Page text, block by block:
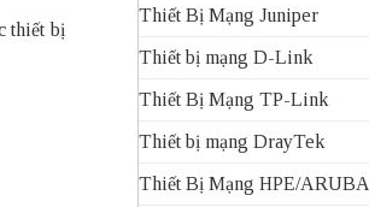
thiết bị
Thiết Bị Mạng Juniper
Thiết bị mạng D-Link
Thiết Bị Mạng TP-Link
Thiết bị mạng DrayTek
Thiết Bị Mạng HPE/ARUBA